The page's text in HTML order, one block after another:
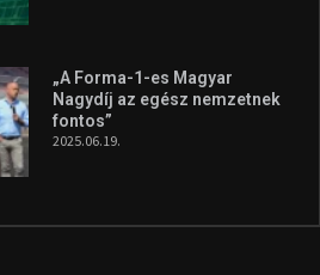
„A Forma-1-es Magyar
Nagydíj az egész nemzetnek
fontos”
2025.06.19.